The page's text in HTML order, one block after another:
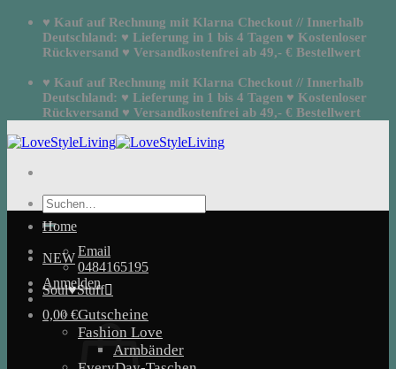
Zum
springen
♥ Kauf auf Rechnung mit Klarna Checkout // Innerhalb
Deutschland: ♥ Lieferung in 1 bis 4 Tagen ♥ Kostenloser
Rückversand ♥ Versandkostenfrei ab 49,- € Bestellwert
♥ Kauf auf Rechnung mit Klarna Checkout // Innerhalb
Deutschland: ♥ Lieferung in 1 bis 4 Tagen ♥ Kostenloser
Rückversand ♥ Versandkostenfrei ab 49,- € Bestellwert
Suchen
nach:
Email
0484165195
Anmelden
0,00€
Home
NEW
Soul♥Stuff
Gutscheine
Fashion Love
Armbänder